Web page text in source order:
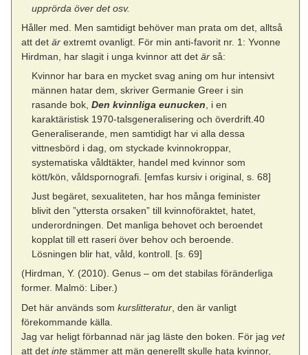
upprörda över det osv.
Håller med. Men samtidigt behöver man prata om det, alltså
att detär extremt ovanligt. För min anti-favorit nr. 1: Yvonne
Hirdman, har slagit i unga kvinnor att detär så:
Kvinnor har bara en mycket svag aning om hur intensivt
männen hatar dem, skriver Germanie Greer i sin
rasande bok, Den kvinnliga eunucken , i en
karaktäristisk 1970-talsgeneralisering och överdrift.40
Generaliserande, men samtidigt har vi alla dessa
vittnesbörd i dag, om styckade kvinnokroppar,
systematiska våldtäkter, handel med kvinnor som
kött/kön, våldspornografi. [emfas kursiv i original, s. 68]
Just begäret, sexualiteten, har hos många feminister
blivit den ”yttersta orsaken” till kvinnoföraktet, hatet,
underordningen. Det manliga behovet och beroendet
kopplat till ett raseri över behov och beroende.
Lösningen blir hat, våld, kontroll. [s. 69]
(Hirdman, Y. (2010). Genus – om det stabilas föränderliga
former. Malmö: Liber.)
Det här används somkurslitteratur , den är vanligt
förekommande källa.
Jag var heligt förbannad när jag läste den boken. För jagvet
att detinte stämmer att män generellt skulle hata kvinnor,